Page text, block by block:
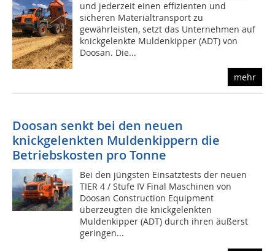
und jederzeit einen effizienten und
sicheren Materialtransport zu
gewährleisten, setzt das Unternehmen auf
knickgelenkte Muldenkipper (ADT) von
Doosan. Die...
mehr
Doosan senkt bei den neuen
knickgelenkten Muldenkippern die
Betriebskosten pro Tonne
Bei den jüngsten Einsatztests der neuen
TIER 4 / Stufe IV Final Maschinen von
Doosan Construction Equipment
überzeugten die knickgelenkten
Muldenkipper (ADT) durch ihren äußerst
geringen...